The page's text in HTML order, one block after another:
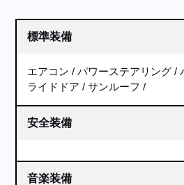
標準装備
エアコン パワーステアリング
ライドドア
サンルーフ
安全装備
音楽装備